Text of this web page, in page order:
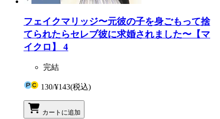
フェイクマリッジ〜元彼の子を身ごもって捨
てられたらセレブ彼に求婚されました〜【マ
イクロ】 4
完結
130/¥143(税込)
カートに追加